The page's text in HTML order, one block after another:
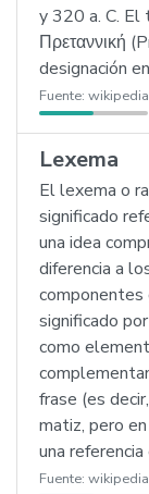
y 320 a. C. El
Πρεταννική
designación
Fuente:
Lexema
El lexema o
significado
una idea
diferencia a
componentes
significado
como
frase (es
matiz, pero
una
Fuente: